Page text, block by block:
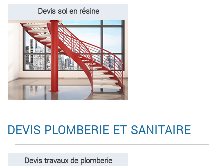
Devis sol en résine
DEVIS PLOMBERIE ET SANITAIRE
Devis travaux de plomberie